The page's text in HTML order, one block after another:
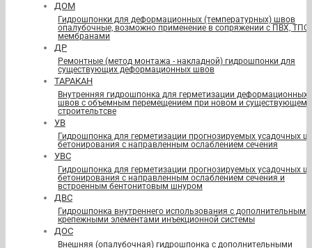
ДОМ
Гидрошпонки для деформационных (температурных) швов
опалубочные, возможно применение в сопряжении с ПВХ, ТПО
мембранами
ДР
Ремонтные (метод монтажа - накладной) гидрошпонки для
существующих деформационных швов
ТАРАКАН
Внутренняя гидрошпонка для герметизации деформационных
швов с объемным перемещением при новом и существующем
строительтсве
УВ
Гидрошпонка для герметизации прогнозируемых усадочных
бетонирования с направленным ослаблением сечения
УВС
Гидрошпонка для герметизации прогнозируемых усадочных
бетонирования с направленным ослаблением сечения и
встроенным бентонитовым шнуром
ДВС
Гидрошпонка внутреннего использования с дополнительными
крепежными элементами инъекционной системы
ДОС
Внешняя (опалубочная) гидрошпонка с дополнительными